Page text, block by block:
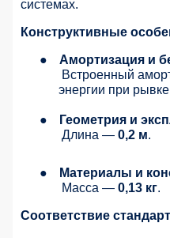
системах.
Конструктивные
●
Амортизация и
Встроенный
энергии при
●
Геометрия и
Длина — 0,2 м.
●
Материалы и
Масса — 0,13 кг.
Соответствие